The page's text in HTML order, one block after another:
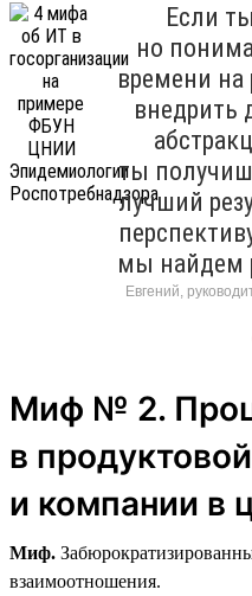
Если
но
времени на
внедрить
ты
лучший
мы найдем
Евгений,
Миф № 2.
в
и компании в
Миф.
взаимоотношения.